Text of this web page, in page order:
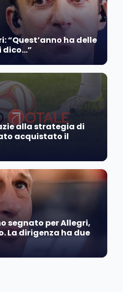
“Quest’anno ha delle
dico…”
alla strategia di
acquistato il
segnato per Allegri,
La dirigenza ha due